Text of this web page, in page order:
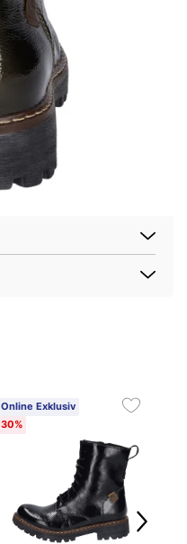
Online Exklusiv
30%